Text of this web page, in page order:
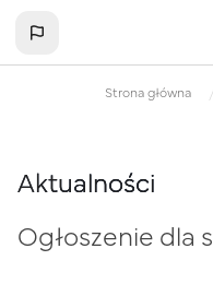
Strona główna
Aktualności
Ogłoszenie dla